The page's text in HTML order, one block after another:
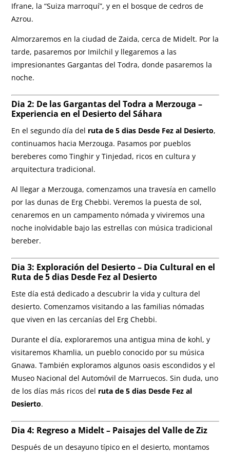
Ifrane, la “Suiza marroquí”, y en el bosque de cedros de
Azrou.
Almorzaremos en la ciudad de Zaida, cerca de Midelt. Por la
tarde, pasaremos por Imilchil y llegaremos a las
impresionantes Gargantas del Todra, donde pasaremos la
noche.
Dia 2: De las Gargantas del Todra a Merzouga –
Experiencia en el Desierto del Sáhara
En el segundo día del ruta de 5 dias Desde Fez al Desierto,
continuamos hacia Merzouga. Pasamos por pueblos
bereberes como Tinghir y Tinjedad, ricos en cultura y
arquitectura tradicional.
Al llegar a Merzouga, comenzamos una travesía en camello
por las dunas de Erg Chebbi. Veremos la puesta de sol,
cenaremos en un campamento nómada y viviremos una
noche inolvidable bajo las estrellas con música tradicional
bereber.
Dia 3: Exploración del Desierto – Dia Cultural en el
Ruta de 5 dias Desde Fez al Desierto
Este día está dedicado a descubrir la vida y cultura del
desierto. Comenzamos visitando a las familias nómadas
que viven en las cercanías del Erg Chebbi.
Durante el día, exploraremos una antigua mina de kohl, y
visitaremos Khamlia, un pueblo conocido por su música
Gnawa. También exploramos algunos oasis escondidos y el
Museo Nacional del Automóvil de Marruecos. Sin duda, uno
de los días más ricos del ruta de 5 dias Desde Fez al
Desierto.
Dia 4: Regreso a Midelt – Paisajes del Valle de Ziz
Después de un desayuno típico en el desierto, montamos